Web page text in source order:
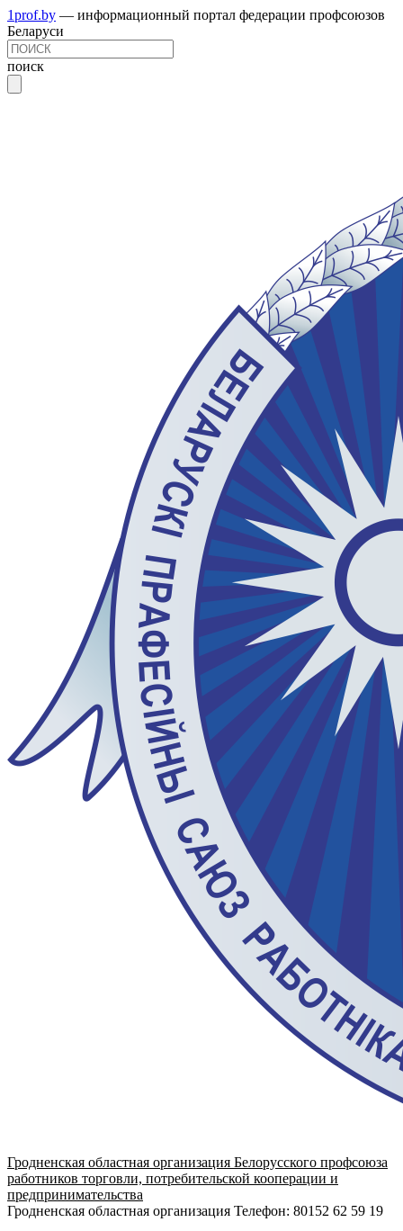
1prof.by — информационный портал федерации профсоюзов
Беларуси
поиск
Гродненская областная организация Белорусского профсоюза
работников торговли, потребительской кооперации и
предпринимательства
Гродненская областная организация Телефон: 80152 62 59 19